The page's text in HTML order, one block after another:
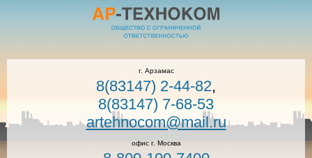
г. Арзамас
8(83147) 2-44-82,
8(83147) 7-68-53
artehnocom@mail.ru
офис г. Москва